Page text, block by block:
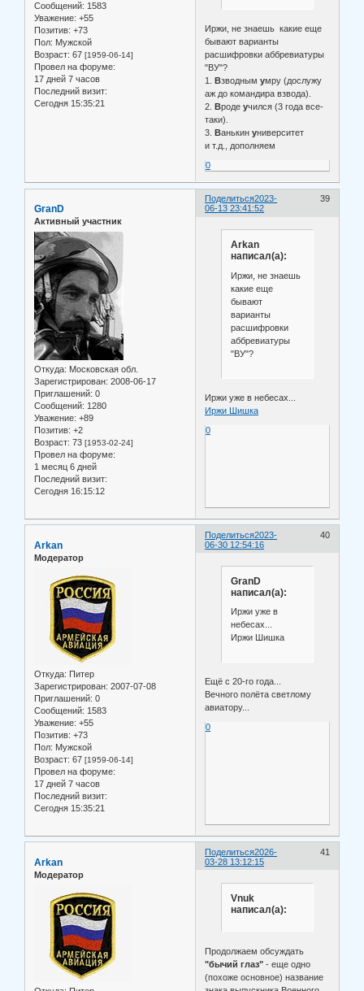
Сообщений: 1583
Уважение: +55
Позитив: +73
Пол: Мужской
Возраст: 67 [1959-06-14]
Провел на форуме:
17 дней 7 часов
Последний визит:
Сегодня 15:35:21
Иржи, не знаешь какие еще
бывают варианты
расшифровки аббревиатуры
"ВУ"?
1. Взводнымумру (дослужу
аж до командира взвода).
2. Вродеучился (3 года все-
таки).
3. Ванькинуниверситет
и т.д., дополняем
0
Поделиться 39
2023-
06-13 23:41:52
GranD
Активный участник
Откуда: Московская обл.
Зарегистрирован: 2008-06-17
Приглашений: 0
Сообщений: 1280
Уважение: +89
Позитив: +2
Возраст: 73 [1953-02-24]
Провел на форуме:
1 месяц 6 дней
Последний визит:
Сегодня 16:15:12
Arkan
написал(а):
Иржи, не знаешь
какие еще
бывают
варианты
расшифровки
аббревиатуры
"ВУ"?
Иржи уже в небесах...
Иржи Шишка
0
Поделиться 40
2023-
06-30 12:54:16
Arkan
Модератор
Откуда: Питер
Зарегистрирован: 2007-07-08
Приглашений: 0
Сообщений: 1583
Уважение: +55
Позитив: +73
Пол: Мужской
Возраст: 67 [1959-06-14]
Провел на форуме:
17 дней 7 часов
Последний визит:
Сегодня 15:35:21
GranD
написал(а):
Иржи уже в
небесах...
Иржи Шишка
Ещё с 20-го года...
Вечного полёта светлому
авиатору...
0
Поделиться 41
2026-
03-28 13:12:15
Arkan
Модератор
Vnuk
написал(а):
Продолжаем обсуждать
"бычий глаз" - еще одно
(похоже основное) название